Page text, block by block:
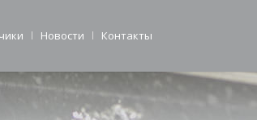
Новости Контакты